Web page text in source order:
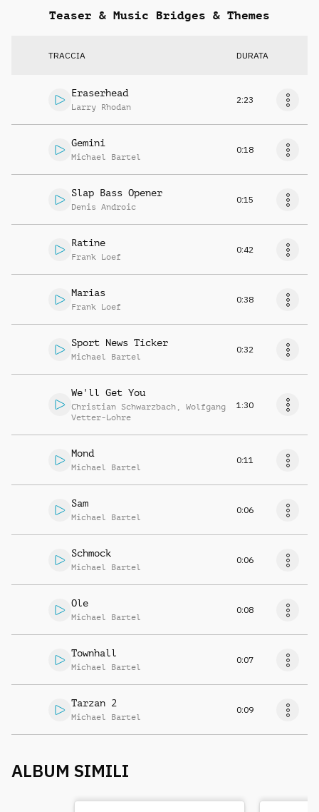
Teaser & Music Bridges & Themes
TRACCIA DURATA
Eraserhead
Larry Rhodan
2:23
Gemini
Michael Bartel
0:18
Slap Bass Opener
Denis Androic
0:15
Ratine
Frank Loef
0:42
Marias
Frank Loef
0:38
Sport News Ticker
Michael Bartel
0:32
We'll Get You
Christian Schwarzbach , Wolfgang
Vetter-Lohre
1:30
Mond
Michael Bartel
0:11
Sam
Michael Bartel
0:06
Schmock
Michael Bartel
0:06
Ole
Michael Bartel
0:08
Townhall
Michael Bartel
0:07
Tarzan 2
Michael Bartel
0:09
ALBUM SIMILI